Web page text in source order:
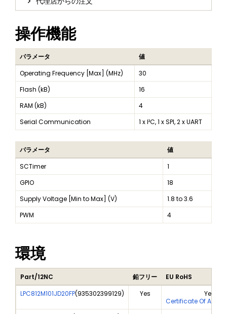
操作機能
パラメータ
値
Operating Frequency [Max] (MHz)
30
Flash (kB)
16
RAM (kB)
4
Serial Communication
1 x I²C, 1 x SPI, 2 x UART
パラメータ
値
SCTimer
1
GPIO
18
Supply Voltage [Min to Max] (V)
1.8 to 3.6
PWM
4
環境
Part/12NC 鉛フリー
EU RoHS
LPC812M101JD20FP(935302399129) Yes
Yes
Certificate Of